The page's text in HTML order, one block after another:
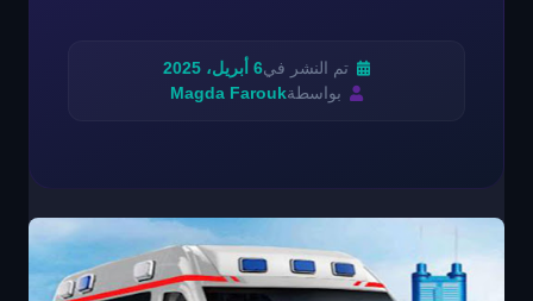
تم النشر في6 أبريل، 2025
بواسطةMagda Farouk